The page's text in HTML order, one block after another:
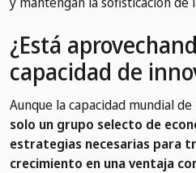
¿Está
capacidad de
Aunque la capacidad mundial
solo un grupo selecto de
estrategias necesarias para
crecimiento en una ventaja